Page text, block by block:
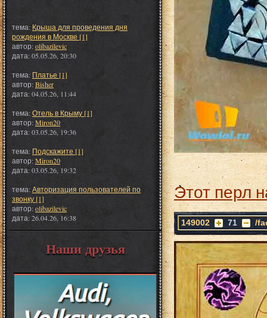
тема: Крыша для проведения дня
рождения в Москве [1]
автор:olibazilevic
дата: 05.05.26, 20:30
тема: Платье [1]
автор:Bisher
дата: 04.05.26, 11:44
тема:Отель в Крыму [1]
автор:Miron20
дата: 03.05.26, 19:36
тема: Подскажите [1]
автор:Miron20
дата: 03.05.26, 19:32
тема:Авторизация пользователей по
звонку [1]
автор:olibazilevic
дата: 26.04.26, 16:38
Наши друзья
Этот перл
149002 71 /